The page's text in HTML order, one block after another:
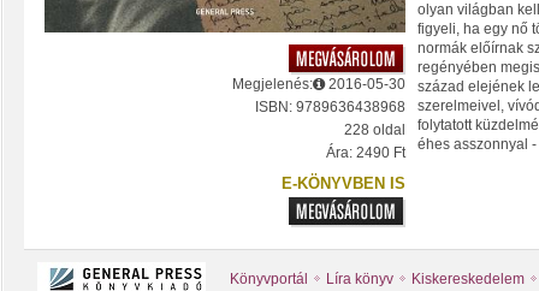
Megjelenés:
2016-05-30
ISBN: 9789636438968
228 oldal
Ára: 2490 Ft
E-KÖNYVBEN IS
olyan világban
figyeli, ha egy nő
normák előírnak
regényében
század elejének
szerelmeivel,
folytatott
éhes asszonnyal
Könyvportál Líra könyv Kiskereskedelem